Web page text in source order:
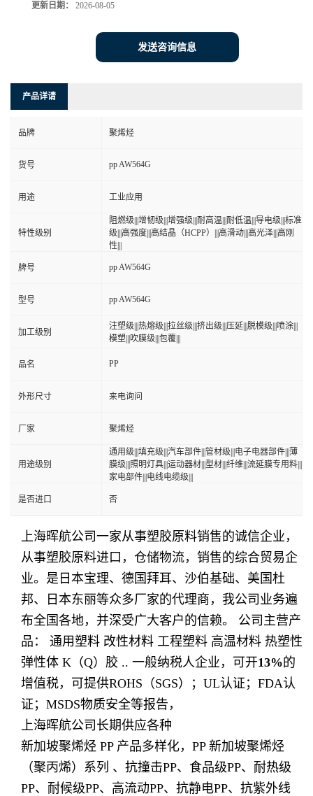
更新日期： 2026-08-05
发送咨询信息
产品详请
品牌 聚烯烃
货号 pp AW564G
用途 工业应用
特性级别
阻燃级|||增韧级|||增强级|||耐高温|||耐低温|||导电级|||标准
级|||高强度|||高结晶（HCPP）|||高滑动|||高光泽|||高刚
性|||
牌号 pp AW564G
型号 pp AW564G
加工级别
注塑级|||热熔级|||拉丝级|||挤出级|||压延|||脱模级|||喷涂|||
模塑|||吹膜级|||包覆|||
品名 PP
外形尺寸 来电询问
厂家 聚烯烃
用途级别
通用级|||填充级|||汽车部件|||管材级|||电子电器部件|||薄
膜级|||照明灯具|||运动器材|||型材|||纤维|||流延膜专用料|||
家电部件|||电线电缆级|||
是否进口 否
上海晖航公司 一家从事塑胶原料销售的诚信企业，
从事塑胶原料进口，仓储物流，销售的综合贸易企
业。是日本宝理、德国拜耳、沙伯基础、美国杜
邦、日本东丽等众多厂家的代理商，我公司业务遍
布全国各地，并深受广大客户的信赖。 公司主营产
品： 通用塑料 改性材料 工程塑料 高温材料 热塑性
弹性体 K（Q）胶 .. 一般纳税人企业，可开13%的
增值税，可提供ROHS（SGS）；UL认证；FDA认
证；MSDS物质安全等报告，
上海晖航公司长期供应各种
新加坡聚烯烃 PP 产品多样化，PP 新加坡聚烯烃
（聚丙烯）系列 、抗撞击PP、食品级PP、耐热级
PP、耐候级PP、高流动PP、抗静电PP、抗紫外线